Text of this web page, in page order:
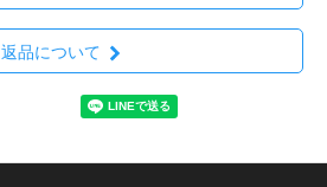
返品について